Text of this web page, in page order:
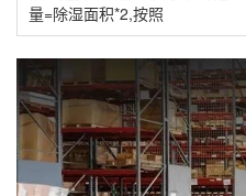
量=除湿面积*2,按照